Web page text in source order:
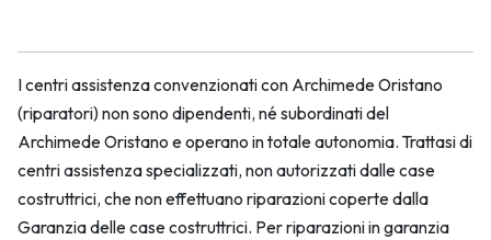
I centri assistenza convenzionati con Archimede Oristano
(riparatori) non sono dipendenti, né subordinati del
Archimede Oristano e operano in totale autonomia. Trattasi di
centri assistenza specializzati, non autorizzati dalle case
costruttrici, che non effettuano riparazioni coperte dalla
Garanzia delle case costruttrici. Per riparazioni in garanzia